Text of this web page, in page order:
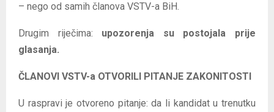
– nego od samih članova VSTV-a BiH.
Drugim riječima: upozorenja su postojala prije
glasanja.
ČLANOVI VSTV-a OTVORILI PITANJE ZAKONITOSTI
U raspravi je otvoreno pitanje: da li kandidat u trenutku